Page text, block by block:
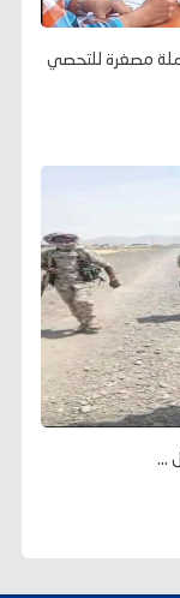
مصغرة للتحصي
...